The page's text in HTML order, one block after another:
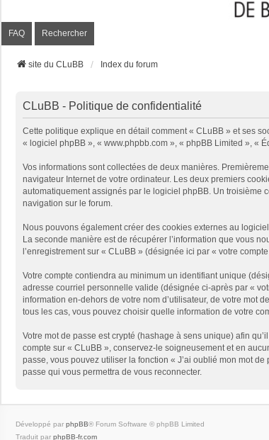
FAQ Rechercher
site du CLuBB Index du forum
CLuBB - Politique de confidentialité
Cette politique explique en détail comment « CLuBB » et ses
« logiciel phpBB », « www.phpbb.com », « phpBB Limited », «
Vos informations sont collectées de deux manières.
navigateur Internet de votre ordinateur. Les deux premiers
automatiquement assignés par le logiciel phpBB. Un troisième
navigation sur le forum.
Nous pouvons également créer des cookies externes au
La seconde manière est de récupérer l’information que vous
l’enregistrement sur « CLuBB » (désignée ici par « votre
Votre compte contiendra au minimum un identifiant unique
adresse courriel personnelle valide (désignée ci-après par «
information en-dehors de votre nom d’utilisateur, de votre mot
tous les cas, vous pouvez choisir quelle information de votre
Votre mot de passe est crypté (hashage à sens unique) afin
compte sur « CLuBB », conservez-le soigneusement et en
passe, vous pouvez utiliser la fonction « J’ai oublié mon mot
passe qui vous permettra de vous reconnecter.
Développé par phpBB® Forum Software © phpBB Limited
Traduit par phpBB-fr.com